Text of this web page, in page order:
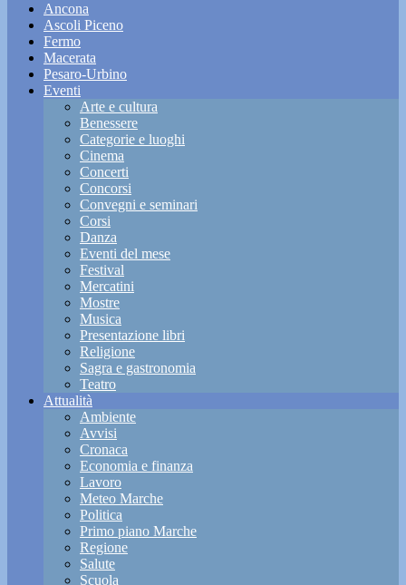
Ancona
Ascoli Piceno
Fermo
Macerata
Pesaro-Urbino
Eventi
Arte e cultura
Benessere
Categorie e luoghi
Cinema
Concerti
Concorsi
Convegni e seminari
Corsi
Danza
Eventi del mese
Festival
Mercatini
Mostre
Musica
Presentazione libri
Religione
Sagra e gastronomia
Teatro
Attualità
Ambiente
Avvisi
Cronaca
Economia e finanza
Lavoro
Meteo Marche
Politica
Primo piano Marche
Regione
Salute
Scuola